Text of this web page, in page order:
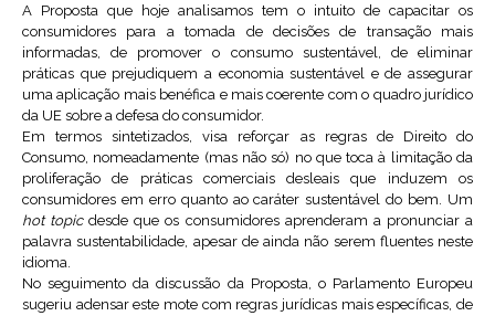
A Proposta que hoje analisamos tem o intuito de capacitar os
consumidores para a tomada de decisões de transação mais
informadas, de promover o consumo sustentável, de eliminar
práticas que prejudiquem a economia sustentável e de assegurar
uma aplicação mais benéfica e mais coerente com o quadro jurídico
da UE sobre a defesa do consumidor.
Em termos sintetizados, visa reforçar as regras de Direito do
Consumo, nomeadamente (mas não só) no que toca à limitação da
proliferação de práticas comerciais desleais que induzem os
consumidores em erro quanto ao caráter sustentável do bem. Um
hot topicdesde que os consumidores aprenderam a pronunciar a
palavra sustentabilidade, apesar de ainda não serem fluentes neste
idioma.
No seguimento da discussão da Proposta, o Parlamento Europeu
sugeriu adensar este mote com regras jurídicas mais específicas, de